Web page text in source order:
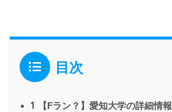
目次
1 【Fラン？】愛知大学の詳細情報